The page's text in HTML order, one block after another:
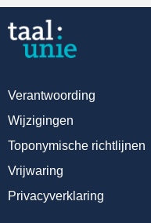
Verantwoording
Wijzigingen
Toponymische richtlijnen
Vrijwaring
Privacyverklaring